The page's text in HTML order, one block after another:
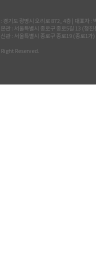
경기도 광명시 오리로 872, 4층 | 대표
관 : 서울특별시 종로구 종로5길 13 (청
관 : 서울특별시 종로구 종로19 (종로1
Reserved.